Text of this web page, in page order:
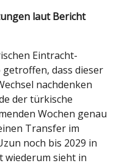
laut Bericht
Eintracht-
dass dieser
nachdenken
der türkische
Wochen genau
Transfer im
noch bis 2029 in
wiederum sieht in